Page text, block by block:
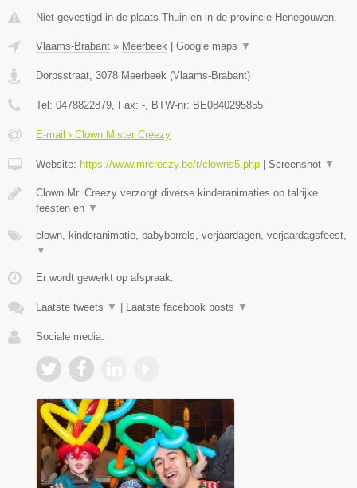
Niet gevestigd in de plaats Thuin en in de provincie Henegouwen.
Vlaams-Brabant » Meerbeek Google maps ▼
Dorpsstraat, 3078 Meerbeek (Vlaams-Brabant)
Tel: 0478822879, Fax: -, BTW-nr: BE0840295855
E-mail › Clown Mister Creezy
Website: https://www.mrcreezy.be/r/clowns5.php Screenshot ▼
Clown Mr. Creezy verzorgt diverse kinderanimaties op talrijke
feesten en ▼
clown, kinderanimatie, babyborrels, verjaardagen, verjaardagsfeest,
▼
Er wordt gewerkt op afspraak.
Laatste tweets ▼ Laatste facebook posts ▼
Sociale media: